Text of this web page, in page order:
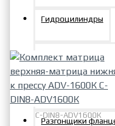
Гидроцилиндры
Домкраты
Инструмент для
Разгонщики
гайки под шпильку М52
C-DIN8-ADV1600К